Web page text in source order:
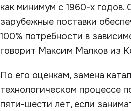
как минимум с 1960-х годов.
зарубежные поставки
100% потребности в
говорит Максим Малков из
По его оценкам, замена
технологическом процессе
пяти-шести лет, если